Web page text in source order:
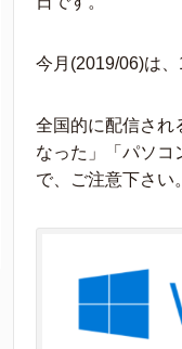
今月(2019/06)は、
全国的に配信され
なった」「パソコ
で、ご注意下さい。